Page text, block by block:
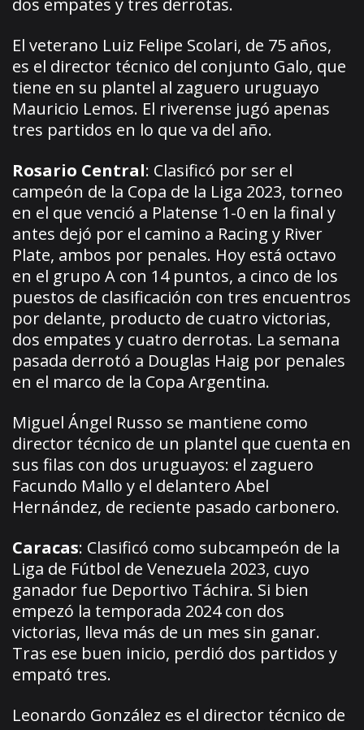
dos empates y tres derrotas.
El veterano Luiz Felipe Scolari, de 75 años,
es el director técnico del conjunto Galo, que
tiene en su plantel al zaguero uruguayo
Mauricio Lemos. El riverense jugó apenas
tres partidos en lo que va del año.
Rosario Central: Clasificó por ser el
campeón de la Copa de la Liga 2023, torneo
en el que venció a Platense 1-0 en la final y
antes dejó por el camino a Racing y River
Plate, ambos por penales. Hoy está octavo
en el grupo A con 14 puntos, a cinco de los
puestos de clasificación con tres encuentros
por delante, producto de cuatro victorias,
dos empates y cuatro derrotas. La semana
pasada derrotó a Douglas Haig por penales
en el marco de la Copa Argentina.
Miguel Ángel Russo se mantiene como
director técnico de un plantel que cuenta en
sus filas con dos uruguayos: el zaguero
Facundo Mallo y el delantero Abel
Hernández, de reciente pasado carbonero.
Caracas: Clasificó como subcampeón de la
Liga de Fútbol de Venezuela 2023, cuyo
ganador fue Deportivo Táchira. Si bien
empezó la temporada 2024 con dos
victorias, lleva más de un mes sin ganar.
Tras ese buen inicio, perdió dos partidos y
empató tres.
Leonardo González es el director técnico de